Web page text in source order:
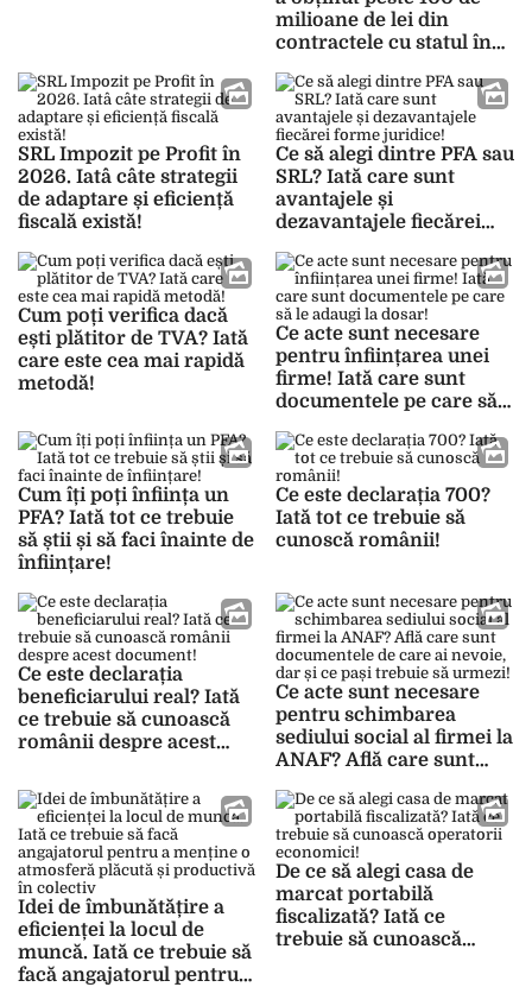
milioane de lei din
contractele cu statul în
aproape că și-a dublat
cifra de afaceri în 2024,
comparativ cu anul
precedent!
SRL Impozit pe Profit în
2026. Iatâ câte strategii
de adaptare și eficiență
fiscală există!
Ce să alegi dintre PFA sau
SRL? Iată care sunt
avantajele și
dezavantajele fiecărei
Cum poți verifica dacă
ești plătitor de TVA? Iată
care este cea mai rapidă
metodă!
Ce acte sunt necesare
pentru înființarea unei
firme! Iată care sunt
documentele pe care să
Cum îți poți înființa un
PFA? Iată tot ce trebuie
să știi și să faci înainte de
înființare!
Ce este declarația 700?
Iată tot ce trebuie să
cunoscă românii!
Ce este declarația
beneficiarului real? Iată
ce trebuie să cunoască
românii despre acest
Ce acte sunt necesare
pentru schimbarea
sediului social al firmei la
ANAF? Află care sunt
nevoie, dar și ce pași
trebuie să urmezi!
Idei de îmbunătățire a
eficienței la locul de
muncă. Iată ce trebuie să
facă angajatorul pentru a
De ce să alegi casa de
marcat portabilă
fiscalizată? Iată ce
trebuie să cunoască